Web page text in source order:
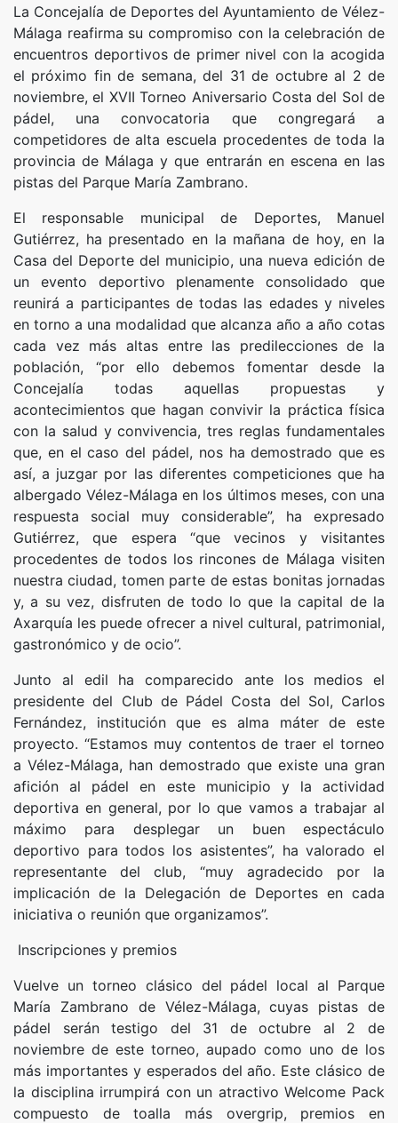
La Concejalía de Deportes del Ayuntamiento de Vélez-
Málaga reafirma su compromiso con la celebración de
encuentros deportivos de primer nivel con la acogida
el próximo fin de semana, del 31 de octubre al 2 de
noviembre, el XVII Torneo Aniversario Costa del Sol de
pádel, una convocatoria que congregará a
competidores de alta escuela procedentes de toda la
provincia de Málaga y que entrarán en escena en las
pistas del Parque María Zambrano.
El responsable municipal de Deportes, Manuel
Gutiérrez, ha presentado en la mañana de hoy, en la
Casa del Deporte del municipio, una nueva edición de
un evento deportivo plenamente consolidado que
reunirá a participantes de todas las edades y niveles
en torno a una modalidad que alcanza año a año cotas
cada vez más altas entre las predilecciones de la
población, “por ello debemos fomentar desde la
Concejalía todas aquellas propuestas y
acontecimientos que hagan convivir la práctica física
con la salud y convivencia, tres reglas fundamentales
que, en el caso del pádel, nos ha demostrado que es
así, a juzgar por las diferentes competiciones que ha
albergado Vélez-Málaga en los últimos meses, con una
respuesta social muy considerable”, ha expresado
Gutiérrez, que espera “que vecinos y visitantes
procedentes de todos los rincones de Málaga visiten
nuestra ciudad, tomen parte de estas bonitas jornadas
y, a su vez, disfruten de todo lo que la capital de la
Axarquía les puede ofrecer a nivel cultural, patrimonial,
gastronómico y de ocio”.
Junto al edil ha comparecido ante los medios el
presidente del Club de Pádel Costa del Sol, Carlos
Fernández, institución que es alma máter de este
proyecto. “Estamos muy contentos de traer el torneo
a Vélez-Málaga, han demostrado que existe una gran
afición al pádel en este municipio y la actividad
deportiva en general, por lo que vamos a trabajar al
máximo para desplegar un buen espectáculo
deportivo para todos los asistentes”, ha valorado el
representante del club, “muy agradecido por la
implicación de la Delegación de Deportes en cada
iniciativa o reunión que organizamos”.
Inscripciones y premios
Vuelve un torneo clásico del pádel local al Parque
María Zambrano de Vélez-Málaga, cuyas pistas de
pádel serán testigo del 31 de octubre al 2 de
noviembre de este torneo, aupado como uno de los
más importantes y esperados del año. Este clásico de
la disciplina irrumpirá con un atractivo Welcome Pack
compuesto de toalla más overgrip, premios en